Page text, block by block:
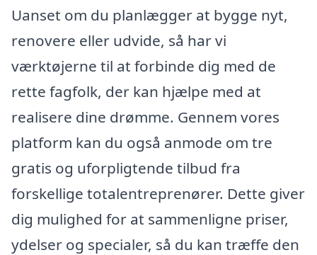
Uanset om du planlægger at bygge nyt,
renovere eller udvide, så har vi
værktøjerne til at forbinde dig med de
rette fagfolk, der kan hjælpe med at
realisere dine drømme. Gennem vores
platform kan du også anmode om tre
gratis og uforpligtende tilbud fra
forskellige totalentreprenører. Dette giver
dig mulighed for at sammenligne priser,
ydelser og specialer, så du kan træffe den